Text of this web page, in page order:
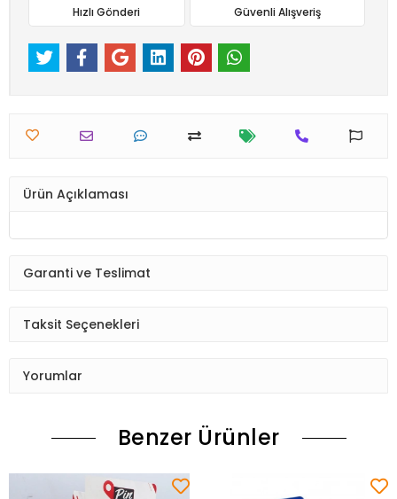
Hızlı Gönderi Güvenli Alışveriş
Ürün Açıklaması
Garanti ve Teslimat
Taksit Seçenekleri
Yorumlar
Benzer Ürünler